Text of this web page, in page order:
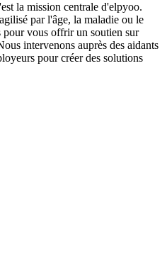
la mission centrale d'elpyoo.
par l'âge, la maladie ou le
pour vous offrir un soutien sur
intervenons auprès des aidants
pour créer des solutions